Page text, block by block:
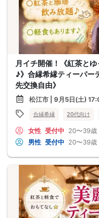
月イチ開催！《紅茶と
♪》合縁希縁ティーパー
先交換自由》
松江市 | 9月5日(土)
合縁希縁 20代向け
女性 受付中 20〜39歳
男性 受付中 20〜39歳